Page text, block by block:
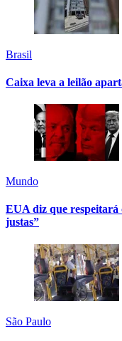
Brasil
Caixa leva a leilão
Mundo
EUA diz que respeitará
justas”
São Paulo